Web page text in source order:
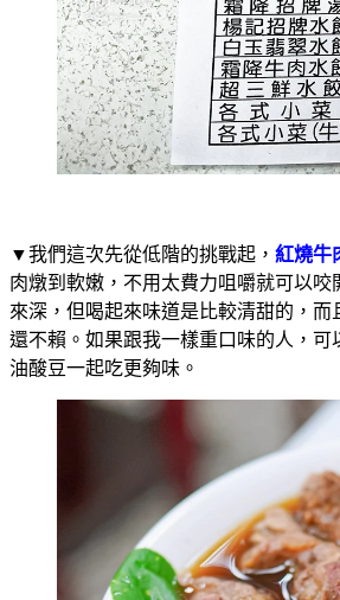
▼我們這次先從低階的挑戰起， 紅燒牛
肉燉到軟嫩，不用太費力咀嚼就可以咬
來深，但喝起來味道是比較清甜的，而
還不賴。如果跟我一樣重口味的人，可
油酸豆一起吃更夠味。